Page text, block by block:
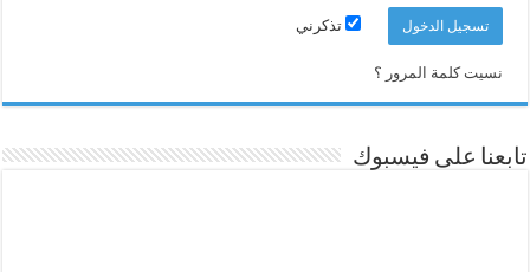
تذكرني
نسيت كلمة المرور ؟
تابعنا على فيسبوك